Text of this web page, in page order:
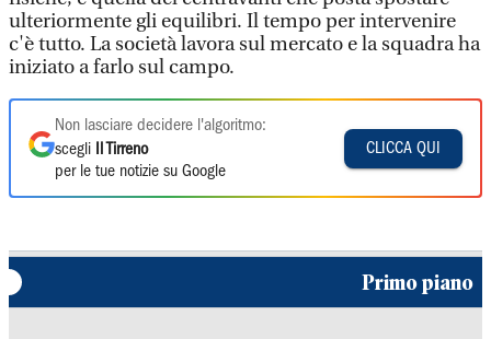
ulteriormente gli equilibri. Il tempo per intervenire
c'è tutto. La società lavora sul mercato e la squadra ha
iniziato a farlo sul campo.
Non lasciare decidere l'algoritmo:
scegli
Il Tirreno
per le tue notizie su Google
CLICCA QUI
Primo piano